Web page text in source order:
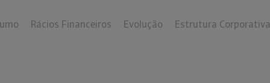
Rácios Financeiros Evolução Estrutura Corporativa